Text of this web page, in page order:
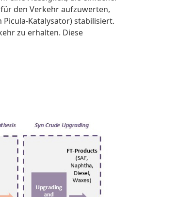
den Verkehr aufzuwerten,
Katalysator) stabilisiert.
zu erhalten. Diese